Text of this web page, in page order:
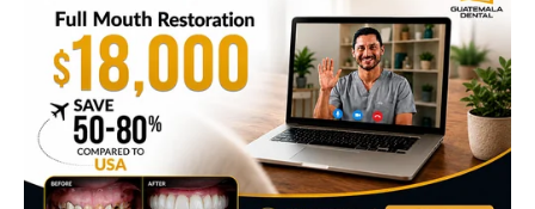
อ.รักษ์เลขเด็ด งวด 2 – 15 พ.ค. 68
รางวัลใหญ่ใกล้ฉัน จะเป็นของใคร ?